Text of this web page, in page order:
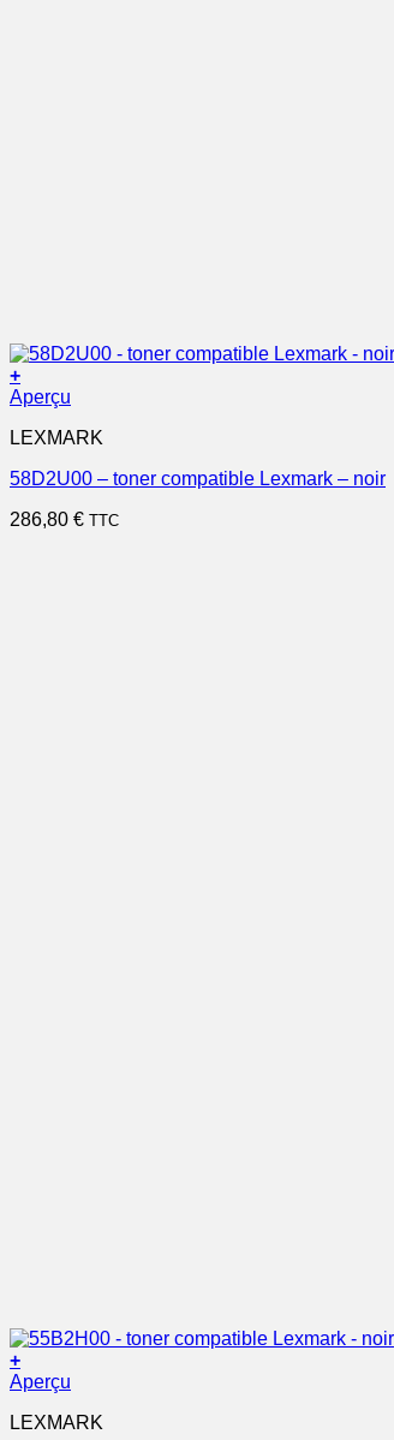
+
Aperçu
LEXMARK
58D2U00 – toner compatible Lexmark – noir
286,80 € TTC
+
Aperçu
LEXMARK